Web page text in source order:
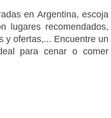
en Argentina, escoja
lugares recomendados,
y ofertas,... Encuentre un
para cenar o comer